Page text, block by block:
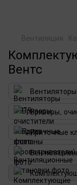
Вентиляция
Вентс
Вентиляторы
Бризеры,
Приточные